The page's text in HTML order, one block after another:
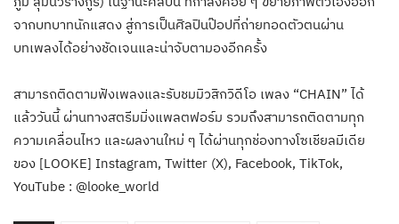
จากบทบาทนักแสดง สู่การเป็นศิลปินป๊อปที่ถ่ายทอดตัวตนผ่าน
บทเพลงได้อย่างชัดเจนและน่าจับตามองอีกครั้ง
สามารถติดตามฟังเพลงและรับชมมิวสิกวิดีโอ เพลง “CHAIN” ได้
แล้ววันนี้ ผ่านทางสตรีมมิ่งแพลตฟอร์ม รวมถึงสามารถติดตามทุก
ความเคลื่อนไหว และผลงานใหม่ ๆ ได้ผ่านทุกช่องทางโซเชียลมีเดีย
ของ [LOOKE] Instagram, Twitter (X), Facebook, TikTok,
YouTube : @looke_world